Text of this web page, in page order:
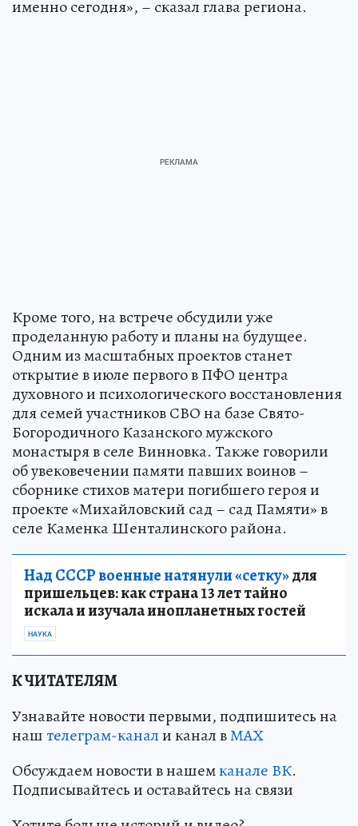
именно сегодня», – сказал глава региона.
Кроме того, на встрече обсудили уже
проделанную работу и планы на будущее.
Одним из масштабных проектов станет
открытие в июле первого в ПФО центра
духовного и психологического восстановления
для семей участников СВО на базе Свято-
Богородичного Казанского мужского
монастыря в селе Винновка. Также говорили
об увековечении памяти павших воинов –
сборнике стихов матери погибшего героя и
проекте «Михайловский сад – сад Памяти» в
селе Каменка Шенталинского района.
Над СССР военные натянули «сетку»для
пришельцев: как страна 13 лет тайно
искала и изучала инопланетных гостей
НАУКА
К ЧИТАТЕЛЯМ
Узнавайте новости первыми, подпишитесь на
наштелеграм-канали канал вМАХ
Обсуждаем новости в нашемканале ВК.
Подписывайтесь и оставайтесь на связи